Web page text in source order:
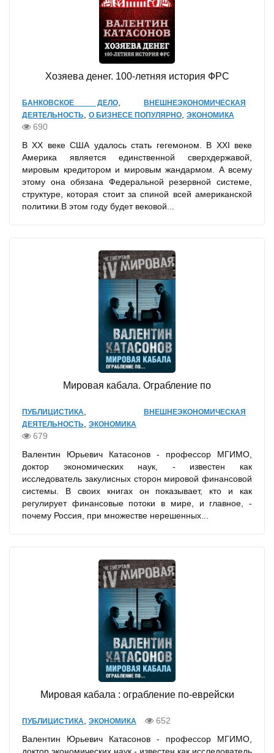
Хозяева денег. 100-летняя история ФРС
БАНКОВСКОЕ ДЕЛО,
ВНЕШНЕЭКОНОМИЧЕСКАЯ
ДЕЯТЕЛЬНОСТЬ О БИЗНЕСЕ ПОПУЛЯРНО ЭКОНОМИКА
690
В ХХ веке США удалось стать гегемоном. В XXI веке
Америка является единственной сверхдержавой,
мировым кредитором и мировым жандармом. А всему
этому она обязана Федеральной резервной системе,
структуре, которая стоит за спиной всей американской
политики.В этом году будет вековой...
Мировая кабала. Ограбление по
ПУБЛИЦИСТИКА
ВНЕШНЕЭКОНОМИЧЕСКАЯ
ДЕЯТЕЛЬНОСТЬ ЭКОНОМИКА
679
Валентин Юрьевич Катасонов - профессор МГИМО,
доктор экономических наук, - известен как
исследователь закулисных сторон мировой финансовой
системы. В своих книгах он показывает, кто и как
регулирует финансовые потоки в мире, и главное, -
почему Россия, при множестве нерешенных...
Мировая кабала : ограбление по-еврейски
ПУБЛИЦИСТИКА ЭКОНОМИКА
652
Валентин Юрьевич Катасонов - профессор МГИМО,